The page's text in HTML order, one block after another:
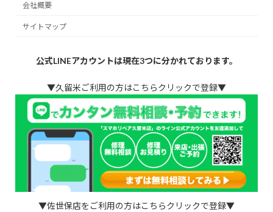
会社概要
サイトマップ
公式LINEアカウントは現在3つに分かれております。
▼久留米ご利用の方はこちらクリックで登録▼
▼佐世保店をご利用の方はこちらクリックで登録▼